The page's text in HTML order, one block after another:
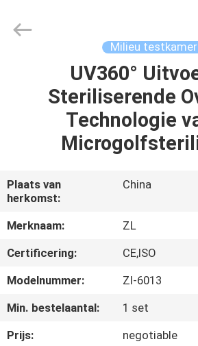
PRODUCTEN
ONGEVEER
ONS
FABRIEKSREIS
KWALITEITSCONTROLE
Technology
Milieu testkamer
UV360°
Steriliserende
Technologie
Plaats van
herkomst:
China
Merknaam:
ZL
Certificering:
CE,ISO
Modelnummer:
Zl-6013
Min. bestelaantal:
1 set
Prijs:
negotiable